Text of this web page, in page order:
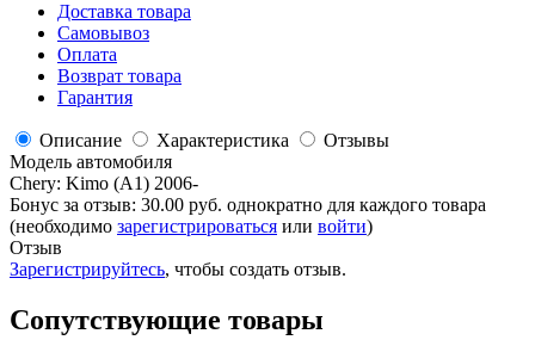
Доставка товара
Самовывоз
Оплата
Возврат товара
Гарантия
Описание Характеристика
Отзывы
Модель автомобиля
Chery: Kimo (A1) 2006-
Бонус за отзыв: 30.00 руб. однократно для каждого товара
(необходимо зарегистрироваться или войти)
Отзыв
Зарегистрируйтесь, чтобы создать отзыв.
Сопутствующие товары